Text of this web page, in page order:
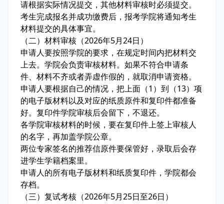
请根据实际情况提交，其他材料审核时必须提交。
考生完成报名并成功缴费后，报考学院将通知考生
材料提交的具体事宜。
（二）材料审核（2026年5月24日）
申请人要按照学院的要求，在规定时间内把材料交
上去。学院会负责审核材料。如果不符合申请条
件、材料不齐或者弄虚作假的，就取消申请资格。
申请人要根据自己的情况，把上面（1）到（13）项
的电子版材料以及对应的纸质原件和复印件都准备
好。复印件学院审核后会留下，不退还。
各学院审核材料的时候，要在复印件上签上审核人
的名字，再加盖学院公章。
两位专家签名的推荐信原件要保管好，录取后会存
进学生学籍档案里。
申请人的所有电子版材料和纸质复印件，学院都会
存档。
（三）复试考核（2026年5月25日至26日）